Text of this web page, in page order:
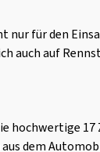
nur für den
auch auf
hochwertige
aus dem